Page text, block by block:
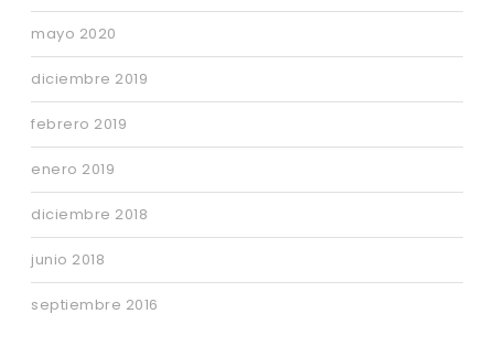
mayo 2020
diciembre 2019
febrero 2019
enero 2019
diciembre 2018
junio 2018
septiembre 2016